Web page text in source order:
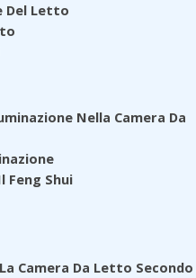
Del Letto
Nella Camera Da
Feng Shui
Camera Da Letto Secondo